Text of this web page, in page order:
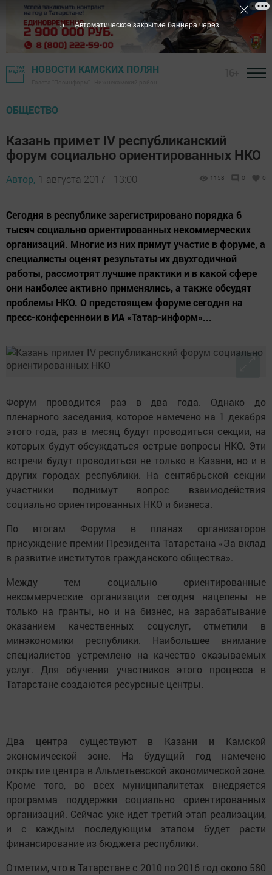
НОВОСТИ КАМСКИХ ПОЛЯН
ОБЩЕСТВО
Казань примет IV республиканский
форум социально ориентированных НКО
Автор, 1 августа 2017 - 13:00 1158 0 0
Сегодня в республике зарегистрировано порядка 6
тысяч социально ориентированных некоммерческих
организаций. Многие из них примут участие в форуме, а
специалисты оценят результаты их двухгодичной
работы, рассмотрят лучшие практики и в какой сфере
они наиболее активно применялись, а также обсудят
проблемы НКО. О предстоящем форуме сегодня на
пресс-конференнөии в ИА «Татар-информ»...
Форум проводится раз в два года. Однако до
пленарного заседания, которое намечено на 1 декабря
этого года, раз в месяц будут проводиться секции, на
которых будут обсуждаться острые вопросы НКО. Эти
встречи будут проводиться не только в Казани, но и в
других городах республики. На сентябрьской секции
участники поднимут вопрос взаимодействия
социально ориентированных НКО и бизнеса.
По итогам Форума в планах организаторов
присуждение премии Президента Татарстана «За вклад
в развитие институтов гражданского общества».
Между тем социально ориентированные
некоммерческие организации сегодня нацелены не
только на гранты, но и на бизнес, на зарабатывание
оказанием качественных соцуслуг, отметили в
минэкономики республики. Наибольшее внимание
специалистов устремлено на качество оказываемых
услуг. Для обучения участников этого процесса в
Татарстане создаются ресурсные центры.
Два центра существуют в Казани и Камской
экономической зоне. На будущий год намечено
открытие центра в Альметьевской экономической зоне.
Кроме того, во всех муниципалитетах внедряется
программа поддержки социально ориентированных
организаций. Сейчас уже идет третий этап реализации,
и с каждым последующим этапом будет расти
финансирование из бюджета республики.
Отметим, что в Татарстане с 2010 по 2016 год около 580
4 Автоматическое закрытие баннера через